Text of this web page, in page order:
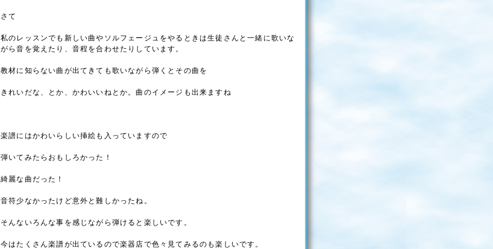
さて
私のレッスンでも新しい曲やソルフェージュをやるときは生徒さんと一緒に歌いな
がら音を覚えたり、音程を合わせたりしています。
教材に知らない曲が出てきても歌いながら弾くとその曲を
きれいだな、とか、かわいいねとか。曲のイメージも出来ますね
楽譜にはかわいらしい挿絵も入っていますので
弾いてみたらおもしろかった！
綺麗な曲だった！
音符少なかったけど意外と難しかったね。
そんないろんな事を感じながら弾けると楽しいです。
今はたくさん楽譜が出ているので楽器店で色々見てみるのも楽しいです。